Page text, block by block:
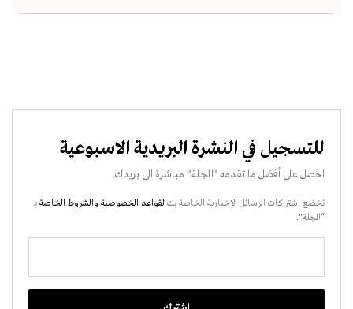
للتسجيل في النشرة البريدية الاسبوعية
احصل على أفضل ما تقدمه "المجلة" مباشرة الى بريدك.
تخضع اشتراكات الرسائل الإخبارية الخاصة بك لقواعد الخصوصية والشروط الخاصة بـ
“المجلة".